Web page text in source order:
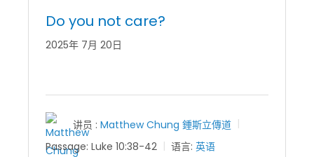
Do you not care?
2025年 7月 20日
讲员 : Matthew Chung 鍾斯立傳道
Passage: Luke 10:38-42 语言: 英语